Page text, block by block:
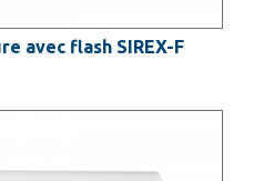
avec flash SIREX-F